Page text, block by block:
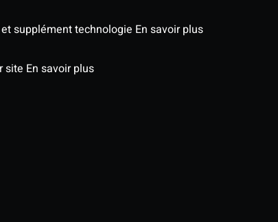
supplément technologie En savoir plus
site En savoir plus